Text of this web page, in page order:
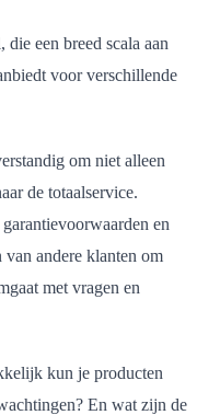
een breed scala aan
voor verschillende
om niet alleen
de totaalservice.
en
andere klanten om
met vragen en
kun je producten
En wat zijn de